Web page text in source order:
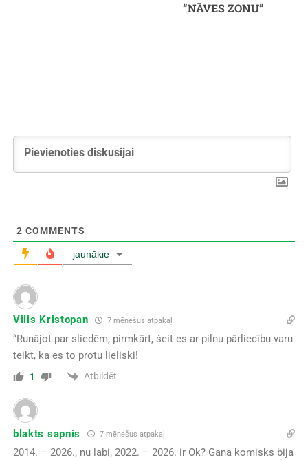
“NĀVES ZONU”
2 COMMENTS
jaunākie
Vilis Kristopan 7 mēnešus atpakaļ
“Runājot par sliedēm, pirmkārt, šeit es ar pilnu pārliecību varu
teikt, ka es to protu lieliski!
1 Atbildēt
blakts sapnis 7 mēnešus atpakaļ
2014. – 2026., nu labi, 2022. – 2026. ir Ok? Gana komisks bija